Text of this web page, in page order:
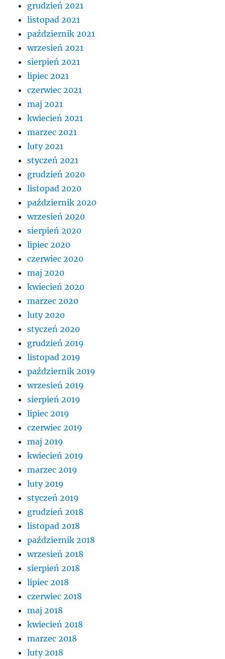
grudzień 2021
listopad 2021
październik 2021
wrzesień 2021
sierpień 2021
lipiec 2021
czerwiec 2021
maj 2021
kwiecień 2021
marzec 2021
luty 2021
styczeń 2021
grudzień 2020
listopad 2020
październik 2020
wrzesień 2020
sierpień 2020
lipiec 2020
czerwiec 2020
maj 2020
kwiecień 2020
marzec 2020
luty 2020
styczeń 2020
grudzień 2019
listopad 2019
październik 2019
wrzesień 2019
sierpień 2019
lipiec 2019
czerwiec 2019
maj 2019
kwiecień 2019
marzec 2019
luty 2019
styczeń 2019
grudzień 2018
listopad 2018
październik 2018
wrzesień 2018
sierpień 2018
lipiec 2018
czerwiec 2018
maj 2018
kwiecień 2018
marzec 2018
luty 2018